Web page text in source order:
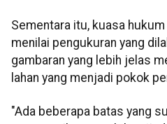
Sementara itu, kuasa
menilai pengukuran yang
gambaran yang lebih jelas
lahan yang menjadi pokok
"Ada beberapa batas yang